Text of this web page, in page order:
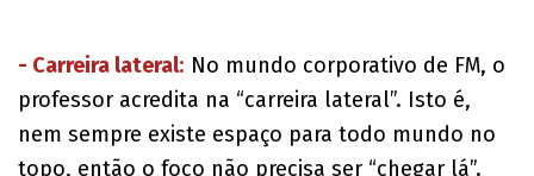
- Carreira lateral: No mundo corporativo de FM, o
professor acredita na “carreira lateral”. Isto é,
nem sempre existe espaço para todo mundo no
topo, então o foco não precisa ser “chegar lá”.